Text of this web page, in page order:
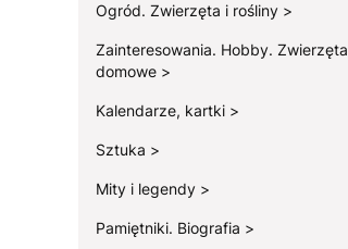
Ogród. Zwierzęta i rośliny
Zainteresowania. Hobby. Zwierzęta
domowe
Kalendarze, kartki
Sztuka
Mity i legendy
Pamiętniki. Biografia